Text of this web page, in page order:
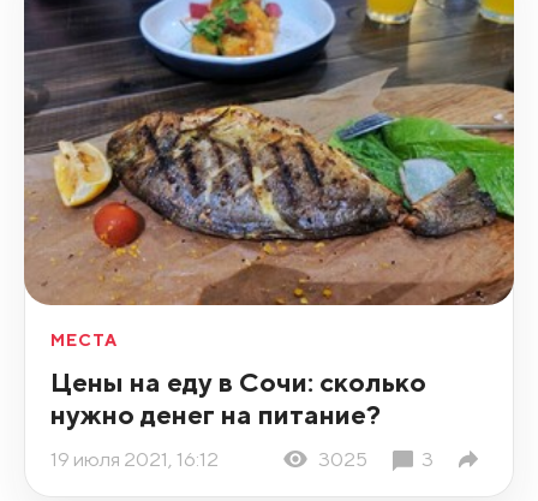
МЕСТА
Цены на еду в Сочи: сколько
нужно денег на питание?
19 июля 2021, 16:12 3025 3